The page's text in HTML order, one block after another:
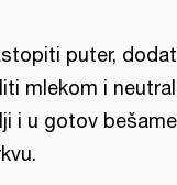
puter,
mlekom i
i u gotov